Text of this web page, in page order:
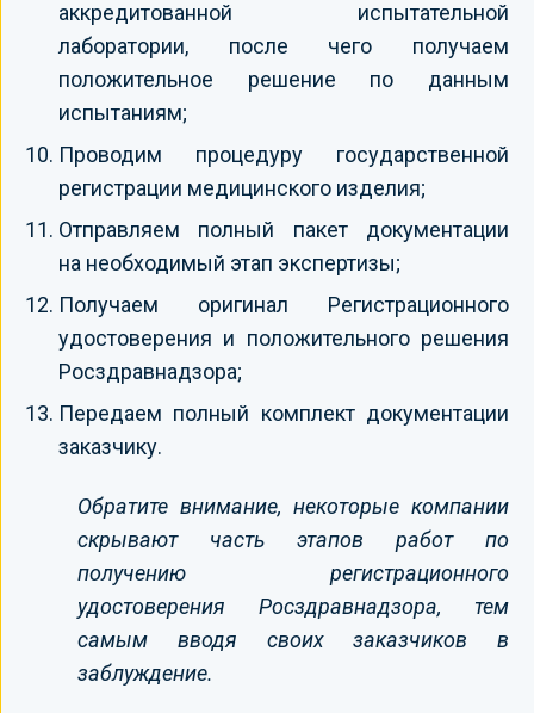
аккредитованной испытательной
лаборатории, после чего получаем
положительное решение по данным
испытаниям;
Проводим процедуру государственной
регистрации медицинского изделия;
Отправляем полный пакет документации
на необходимый этап экспертизы;
Получаем оригинал Регистрационного
удостоверения и положительного решения
Росздравнадзора;
Передаем полный комплект документации
заказчику.
Обратите внимание, некоторые компании
скрывают часть этапов работ по
получению регистрационного
удостоверения Росздравнадзора, тем
самым вводя своих заказчиков в
заблуждение.